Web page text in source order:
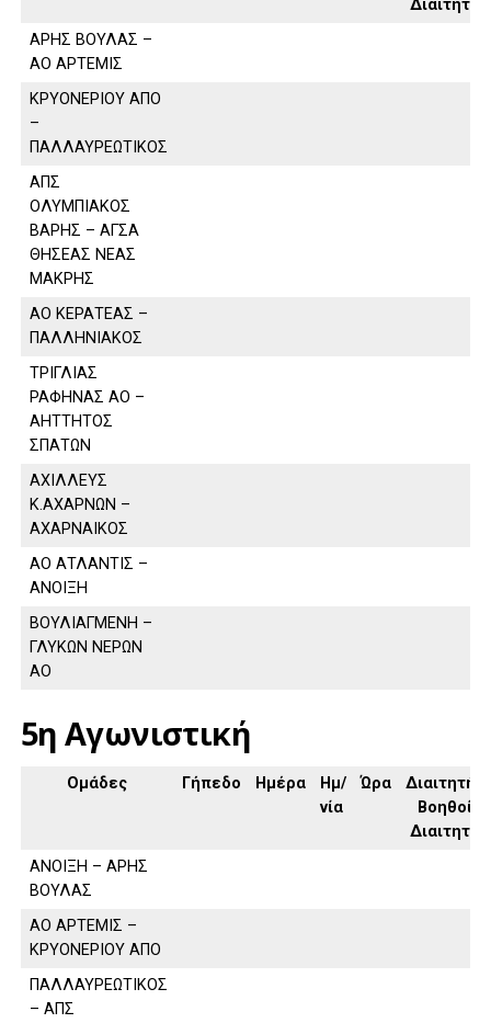
Διαιτητή
ΑΡΗΣ ΒΟΥΛΑΣ –
ΑΟ ΑΡΤΕΜΙΣ
ΚΡΥΟΝΕΡΙΟΥ ΑΠΟ
–
ΠΑΛΛΑΥΡΕΩΤΙΚΟΣ
ΑΠΣ
ΟΛΥΜΠΙΑΚΟΣ
ΒΑΡΗΣ – ΑΓΣΑ
ΘΗΣΕΑΣ ΝΕΑΣ
ΜΑΚΡΗΣ
ΑΟ ΚΕΡΑΤΕΑΣ –
ΠΑΛΛΗΝΙΑΚΟΣ
ΤΡΙΓΛΙΑΣ
ΡΑΦΗΝΑΣ ΑΟ –
ΑΗΤΤΗΤΟΣ
ΣΠΑΤΩΝ
ΑΧΙΛΛΕΥΣ
Κ.ΑΧΑΡΝΩΝ –
ΑΧΑΡΝΑΙΚΟΣ
ΑΟ ΑΤΛΑΝΤΙΣ –
ΑΝΟΙΞΗ
ΒΟΥΛΙΑΓΜΕΝΗ –
ΓΛΥΚΩΝ ΝΕΡΩΝ
ΑΟ
5η Αγωνιστική
Ομάδες Γήπεδο Ημέρα
Ημ/
νία
Ώρα
Διαιτητής,
Βοηθοί
Διαιτητή
ΑΝΟΙΞΗ – ΑΡΗΣ
ΒΟΥΛΑΣ
ΑΟ ΑΡΤΕΜΙΣ –
ΚΡΥΟΝΕΡΙΟΥ ΑΠΟ
ΠΑΛΛΑΥΡΕΩΤΙΚΟΣ
– ΑΠΣ